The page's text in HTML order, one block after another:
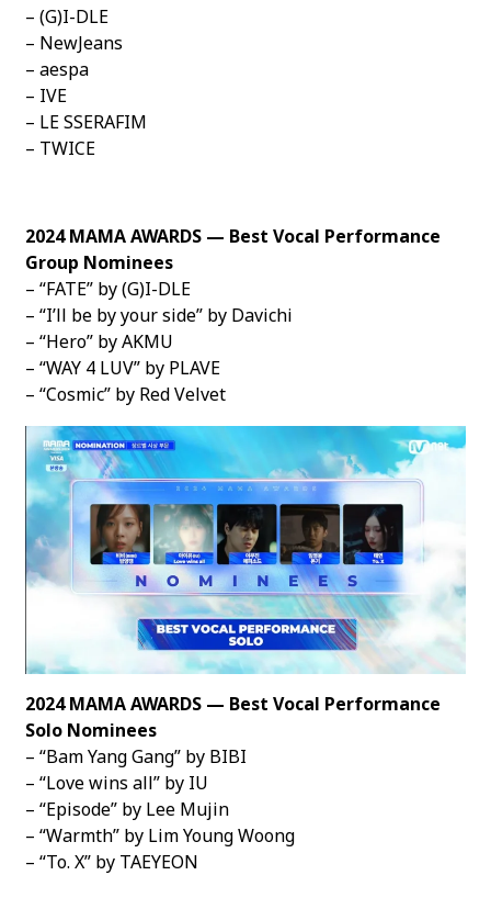
– (G)I-DLE
– NewJeans
– aespa
– IVE
– LE SSERAFIM
– TWICE
2024 MAMA AWARDS — Best Vocal Performance
Group Nominees
– “FATE” by (G)I-DLE
– “I’ll be by your side” by Davichi
– “Hero” by AKMU
– “WAY 4 LUV” by PLAVE
– “Cosmic” by Red Velvet
2024 MAMA AWARDS — Best Vocal Performance
Solo Nominees
– “Bam Yang Gang” by BIBI
– “Love wins all” by IU
– “Episode” by Lee Mujin
– “Warmth” by Lim Young Woong
– “To. X” by TAEYEON